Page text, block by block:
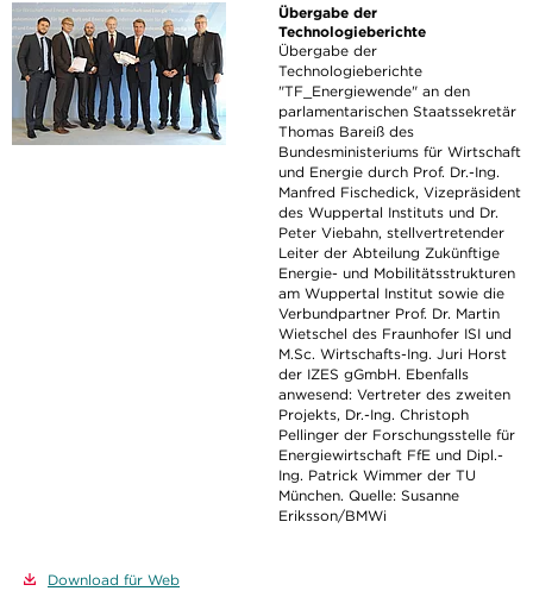
Übergabe der
Technologieberichte
Übergabe der
Technologieberichte
"TF_Energiewende" an den
parlamentarischen Staatssekretär
Thomas Bareiß des
Bundesministeriums für Wirtschaft
und Energie durch Prof. Dr.-Ing.
Manfred Fischedick, Vizepräsident
des Wuppertal Instituts und Dr.
Peter Viebahn, stellvertretender
Leiter der Abteilung Zukünftige
Energie- und Mobilitätsstrukturen
am Wuppertal Institut sowie die
Verbundpartner Prof. Dr. Martin
Wietschel des Fraunhofer ISI und
M.Sc. Wirtschafts-Ing. Juri Horst
der IZES gGmbH. Ebenfalls
anwesend: Vertreter des zweiten
Projekts, Dr.-Ing. Christoph
Pellinger der Forschungsstelle für
Energiewirtschaft FfE und Dipl.-
Ing. Patrick Wimmer der TU
München. Quelle: Susanne
Eriksson/BMWi
Download für Web